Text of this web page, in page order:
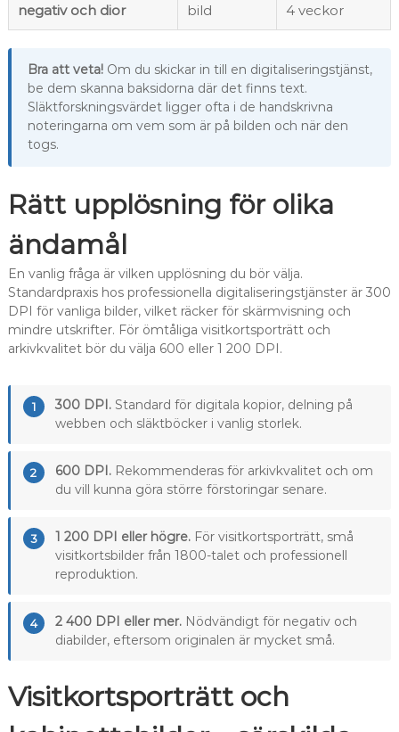
negativ och dior
bild
4 veckor
Bra att veta! Om du skickar in till en digitaliseringstjänst,
be dem skanna baksidorna där det finns text.
Släktforskningsvärdet ligger ofta i de handskrivna
noteringarna om vem som är på bilden och när den
togs.
Rätt upplösning för olika
ändamål
En vanlig fråga är vilken upplösning du bör välja.
Standardpraxis hos professionella digitaliseringstjänster är 300
DPI för vanliga bilder, vilket räcker för skärmvisning och
mindre utskrifter. För ömtåliga visitkortsporträtt och
arkivkvalitet bör du välja 600 eller 1 200 DPI.
1 300 DPI.Standard för digitala kopior, delning på
webben och släktböcker i vanlig storlek.
2 600 DPI.Rekommenderas för arkivkvalitet och om
du vill kunna göra större förstoringar senare.
3 1 200 DPI eller högre.För visitkortsporträtt, små
visitkortsbilder från 1800-talet och professionell
reproduktion.
4 2 400 DPI eller mer.Nödvändigt för negativ och
diabilder, eftersom originalen är mycket små.
Visitkortsporträtt och